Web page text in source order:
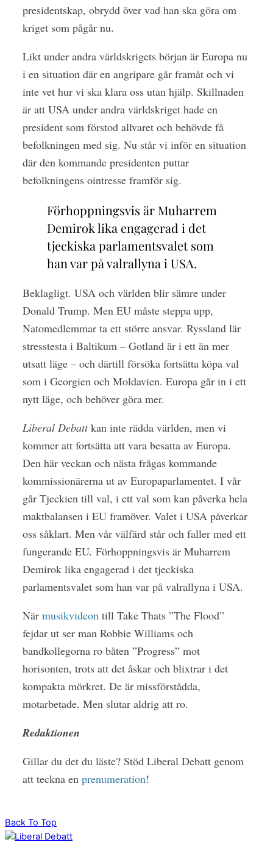
presidentskap, obrydd över vad han ska göra om
kriget som pågår nu.
Likt under andra världskrigets början är Europa nu
i en situation där en angripare går framåt och vi
inte vet hur vi ska klara oss utan hjälp. Skillnaden
är att USA under andra världskriget hade en
president som förstod allvaret och behövde få
befolkningen med sig. Nu står vi inför en situation
där den kommande presidenten puttar
befolkningens ointresse framför sig.
Förhoppningsvis är Muharrem
Demirok lika engagerad i det
tjeckiska parlamentsvalet som
han var på valrallyna i USA.
Beklagligt. USA och världen blir sämre under
Donald Trump. Men EU måste steppa upp,
Natomedlemmar ta ett större ansvar. Ryssland lär
stresstesta i Baltikum – Gotland är i ett än mer
utsatt läge – och därtill försöka fortsätta köpa val
som i Georgien och Moldavien. Europa går in i ett
nytt läge, och behöver göra mer.
Liberal Debattkan inte rädda världen, men vi
kommer att fortsätta att vara besatta av Europa.
Den här veckan och nästa frågas kommande
kommissionärerna ut av Europaparlamentet. I vår
går Tjeckien till val, i ett val som kan påverka hela
maktbalansen i EU framöver. Valet i USA påverkar
oss såklart. Men vår välfärd står och faller med ett
fungerande EU. Förhoppningsvis är Muharrem
Demirok lika engagerad i det tjeckiska
parlamentsvalet som han var på valrallyna i USA.
Närmusikvideon till Take Thats ”The Flood”
fejdar ut ser man Robbie Williams och
bandkollegorna ro båten ”Progress” mot
horisonten, trots att det åskar och blixtrar i det
kompakta mörkret. De är missförstådda,
motarbetade. Men slutar aldrig att ro.
Redaktionen
Gillar du det du läste? Stöd Liberal Debatt genom
att teckna en prenumeration!
Back To Top